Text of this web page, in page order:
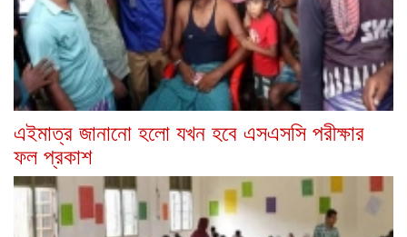
এইমাত্র জানানো হলো যখন হবে এসএসসি পরীক্ষার
ফল প্রকাশ